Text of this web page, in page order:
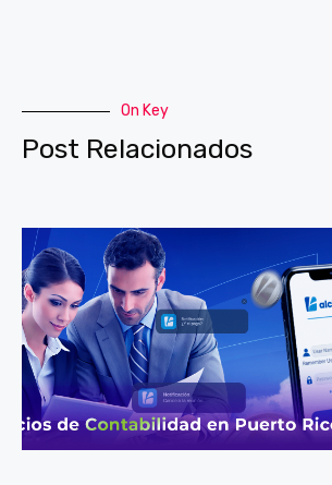
On Key
Post Relacionados